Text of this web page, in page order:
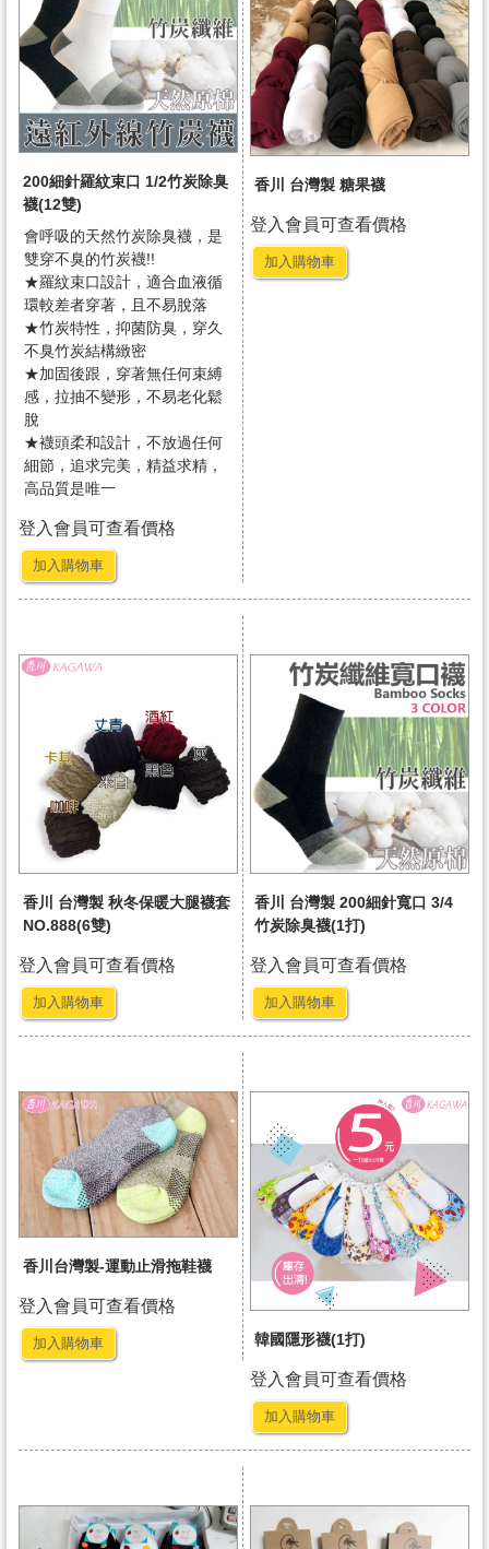
200細針羅紋束口 1/2竹炭除臭
襪(12雙)
會呼吸的天然竹炭除臭襪，是
雙穿不臭的竹炭襪!!
★羅紋束口設計，適合血液循
環較差者穿著，且不易脫落
★竹炭特性，抑菌防臭，穿久
不臭竹炭結構緻密
★加固後跟，穿著無任何束縛
感，拉抽不變形，不易老化鬆
脫
★襪頭柔和設計，不放過任何
細節，追求完美，精益求精，
高品質是唯一
登入會員可查看價格
加入購物車
香川 台灣製 糖果襪
登入會員可查看價格
加入購物車
香川 台灣製 秋冬保暖大腿襪套
NO.888(6雙)
登入會員可查看價格
加入購物車
香川 台灣製 200細針寬口 3/4
竹炭除臭襪(1打)
登入會員可查看價格
加入購物車
香川台灣製-運動止滑拖鞋襪
登入會員可查看價格
加入購物車 韓國隱形襪(1打)
登入會員可查看價格
加入購物車